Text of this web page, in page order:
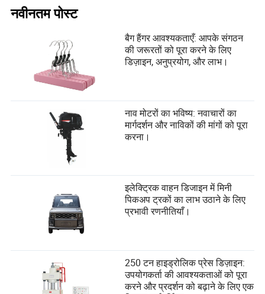
नवीनतम पोस्ट
बैग हैंगर आवश्यकताएँ: आपके संगठन
की जरूरतों को पूरा करने के लिए
डिज़ाइन, अनुप्रयोग, और लाभ।
नाव मोटरों का भविष्य: नवाचारों का
मार्गदर्शन और नाविकों की मांगों को पूरा
करना।
इलेक्ट्रिक वाहन डिजाइन में मिनी
पिकअप ट्रकों का लाभ उठाने के लिए
प्रभावी रणनीतियाँ।
250 टन हाइड्रोलिक प्रेस डिज़ाइन:
उपयोगकर्ता की आवश्यकताओं को पूरा
करने और प्रदर्शन को बढ़ाने के लिए एक